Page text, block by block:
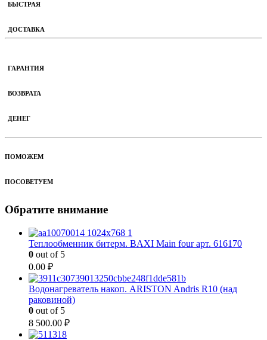
БЫСТРАЯ
ДОСТАВКА
ГАРАНТИЯ
ВОЗВРАТА
ДЕНЕГ
ПОМОЖЕМ
ПОСОВЕТУЕМ
Обратите внимание
Теплообменник битерм. BAXI Main four арт. 616170
0 out of 5
0.00 ₽
Водонагреватель накоп. ARISTON Andris R10 (над
раковиной)
0 out of 5
8 500.00 ₽